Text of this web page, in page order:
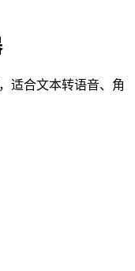
适合文本转语音、角